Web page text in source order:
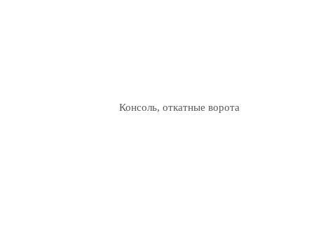
Консоль, откатные ворота